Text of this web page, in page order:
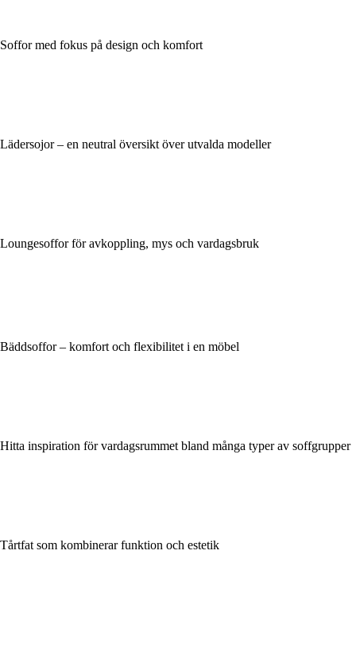
Soffor med fokus på design och komfort
Lädersojor – en neutral översikt över utvalda modeller
Loungesoffor för avkoppling, mys och vardagsbruk
Bäddsoffor – komfort och flexibilitet i en möbel
Hitta inspiration för vardagsrummet bland många typer av soffgrupper
Tårtfat som kombinerar funktion och estetik